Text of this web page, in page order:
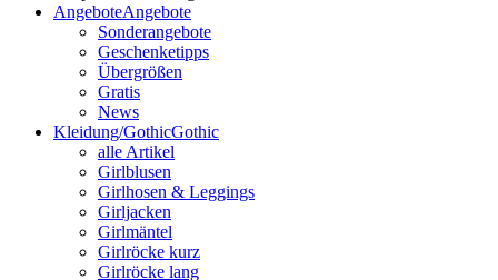
AngeboteAngebote
Sonderangebote
Geschenketipps
Übergrößen
Gratis
News
Kleidung/GothicGothic
alle Artikel
Girlblusen
Girlhosen & Leggings
Girljacken
Girlmäntel
Girlröcke kurz
Girlröcke lang